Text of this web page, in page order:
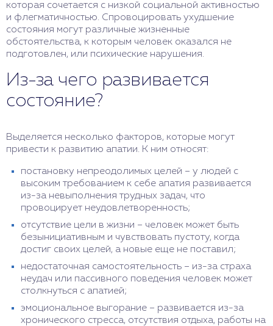
которая сочетается с низкой социальной активностью
и флегматичностью. Спровоцировать ухудшение
состояния могут различные жизненные
обстоятельства, к которым человек оказался не
подготовлен, или психические нарушения.
Из-за чего развивается
состояние?
Выделяется несколько факторов, которые могут
привести к развитию апатии. К ним относят:
постановку непреодолимых целей – у людей с
высоким требованием к себе апатия развивается
из-за невыполнения трудных задач, что
провоцирует неудовлетворенность;
отсутствие цели в жизни – человек может быть
безынициативным и чувствовать пустоту, когда
достиг своих целей, а новые еще не поставил;
недостаточная самостоятельность – из-за страха
неудач или пассивного поведения человек может
столкнуться с апатией;
эмоциональное выгорание – развивается из-за
хронического стресса, отсутствия отдыха, работы на